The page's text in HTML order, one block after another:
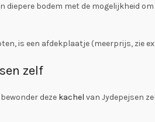
bodem met de mogelijkheid
is een afdekplaatje (meerprijs, zie
zelf
deze kachel van Jydepejsen